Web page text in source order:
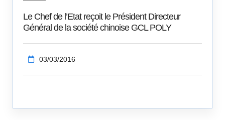
Le Chef de l’Etat reçoit le Président Directeur
Général de la société chinoise GCL POLY
03/03/2016